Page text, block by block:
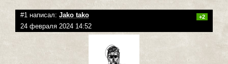
#1 написал: Jako tako +2
24 февраля 2024 14:52